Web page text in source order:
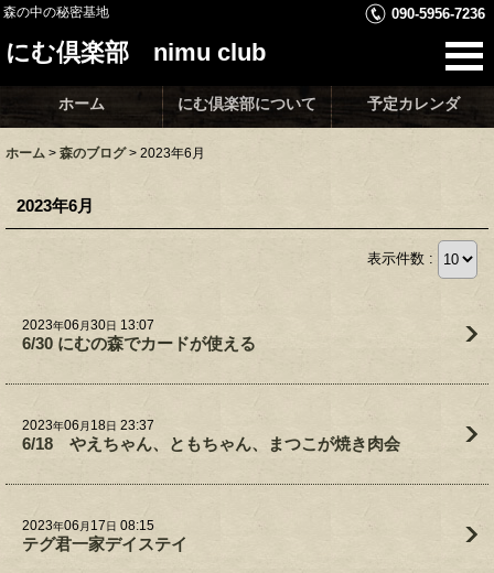
森の中の秘密基地 090-5956-7236
にむ倶楽部 nimu club
ホーム にむ倶楽部について 予定カレンダ
ホーム > 森のブログ > 2023年6月
2023年6月
表示件数 :
2023年06 月30日 13:07
6/30 にむの森でカードが使える
2023年06 月 18日 23:37
6/18 やえちゃん、ともちゃん、まつこが焼き肉会
2023年06 月 17日 08:15
テグ君一家デイステイ